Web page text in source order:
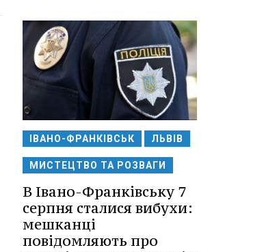
ІВАНО-ФРАНКІВСЬК ЛЬВІВ
МИСТЕЦТВО ТА РОЗВАГИ
В Івано-Франківську 7
серпня сталися вибухи:
мешканці
повідомляють про